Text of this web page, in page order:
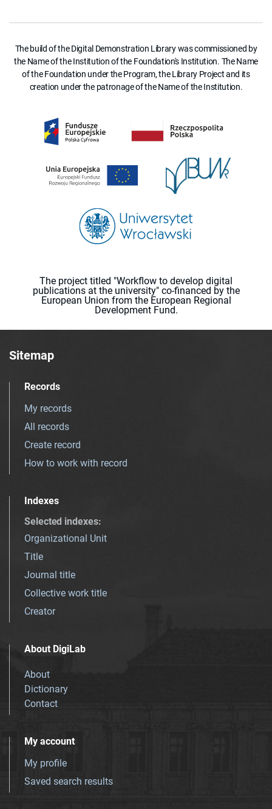
The build of the Digital Demonstration Library was commissioned by
the Name of the Institution of the Foundation's Institution. The Name
of the Foundation under the Program, the Library Project and its
creation under the patronage of the Name of the Institution.
The project titled "Workflow to develop digital
publications at the university" co-financed by the
European Union from the European Regional
Development Fund.
Sitemap
Records
My records
All records
Create record
How to work with record
Indexes
Selected indexes:
Organizational Unit
Title
Journal title
Collective work title
Creator
About DigiLab
About
Dictionary
Contact
My account
My profile
Saved search results